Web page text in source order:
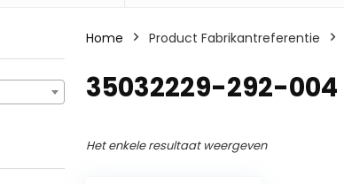
Home Product Fabrikantreferentie
35032229-292-004
Het enkele resultaat weergeven